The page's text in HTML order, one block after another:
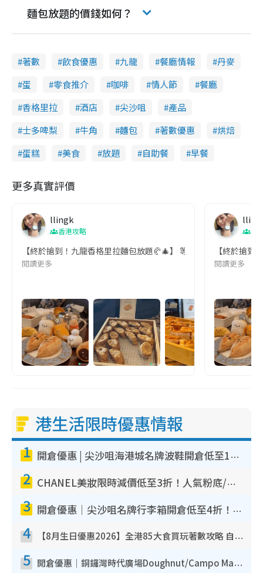
麵包放題的價錢如何？
著數 飲食優惠 九龍 餐廳情報
丹麥
蛋
零食推介 咖啡 情人節
餐廳
香格里拉
酒店 尖沙咀
產品
士多啤梨
牛角 麵包 著數優惠
烘焙
蛋糕
美食 放題 自助餐 早餐
更多真實評價
llingk
香港攻略
【終於搶到！九龍香格里拉麵包放題🥐🎄】 等咗好耐，幾經辛
閱讀更多
節
【終於搶
閱讀更多
港生活限時優惠情報
1 開倉優惠 | 尖沙咀海港城名牌波鞋開倉低至1折！On鞋$899起／Joy&Peace鞋履$98起
2 CHANEL美妝限時減價低至3折！人氣粉底/唇膏/精華液低至$275！COCO香水都有平
3 開倉優惠｜尖沙咀名牌行李箱開倉低至4折！一連5日 American Tourister/ace./Hallmark $200起！
4 【8月生日優惠2026】全港85大食買玩著數攻略 自助餐/火鍋放題同行免費＋誠品/DONKI送現金券
5 開倉優惠｜銅鑼灣時代廣場Doughnut/Campo Marzio開倉低至1折！背囊、書包、手袋劈價$200起